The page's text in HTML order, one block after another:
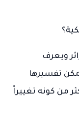
ويعرف
تفسيرها
من كونه تغييراً